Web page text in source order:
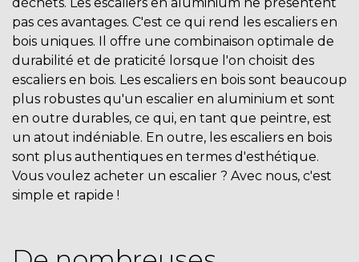
pas ces avantages. C'est ce qui rend les escaliers en
bois uniques. Il offre une combinaison optimale de
durabilité et de praticité lorsque l'on choisit des
escaliers en bois. Les escaliers en bois sont beaucoup
plus robustes qu'un escalier en aluminium et sont
en outre durables, ce qui, en tant que peintre, est
un atout indéniable. En outre, les escaliers en bois
sont plus authentiques en termes d'esthétique.
Vous voulez acheter un escalier ? Avec nous, c'est
simple et rapide !